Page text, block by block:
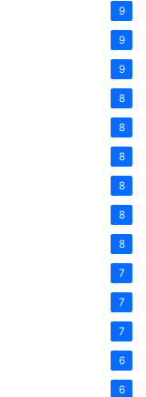
9
9
9
8
8
8
8
8
8
7
7
7
6
6